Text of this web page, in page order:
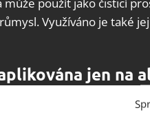
Využíváno je také
jen na
chemických vědců